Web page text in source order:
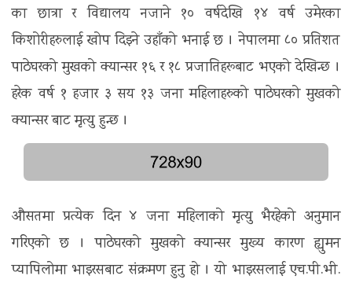
का छात्रा र विद्यालय नजाने १० वर्षदेखि १४ वर्ष उमेरका
किशोरीहरुलाई खोप दिइने उहाँको भनाई छ । नेपालमा ८० प्रतिशत
पाठेघरको मुखको क्यान्सर १६ र १८ प्रजातिहरूबाट भएको देखिन्छ ।
हरेक वर्ष १ हजार ३ सय १३ जना महिलाहरुको पाठेघरको मुखको
क्यान्सर बाट मृत्यु हुन्छ ।
औसतमा प्रत्येक दिन ४ जना महिलाको मृत्यु भैरहेको अनुमान
गरिएको छ । पाठेघरको मुखको क्यान्सर मुख्य कारण ह्युमन
प्यापिलोमा भाइरसबाट संक्रमण हुनु हो । यो भाइरसलाई एच.पी.भी.